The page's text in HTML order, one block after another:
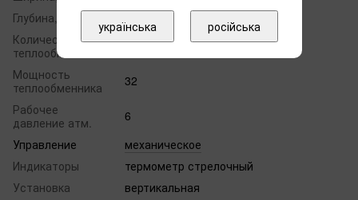
Глубина, мм
Количество
теплообменников
1
Мощность
теплообменника
32
Рабочее
давление атм.
6
Управление
механическое
Индикаторы
термометр стрелочный
Установка
вертикальная
українська російська